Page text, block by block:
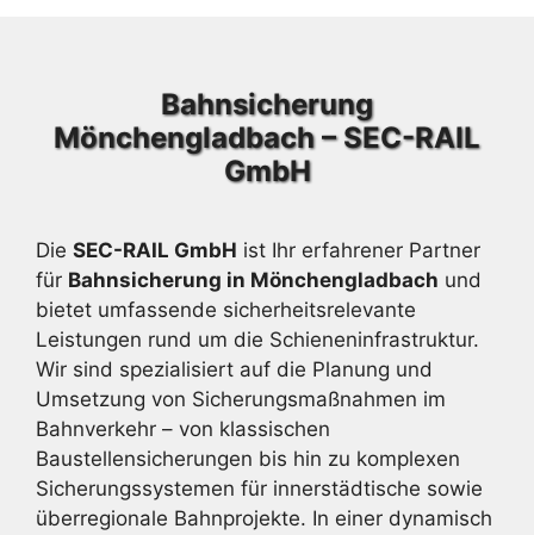
Bahnsicherung
Mönchengladbach – SEC-RAIL
GmbH
Die SEC-RAIL GmbH ist Ihr erfahrener Partner
für Bahnsicherung in Mönchengladbach und
bietet umfassende sicherheitsrelevante
Leistungen rund um die Schieneninfrastruktur.
Wir sind spezialisiert auf die Planung und
Umsetzung von Sicherungsmaßnahmen im
Bahnverkehr – von klassischen
Baustellensicherungen bis hin zu komplexen
Sicherungssystemen für innerstädtische sowie
überregionale Bahnprojekte. In einer dynamisch